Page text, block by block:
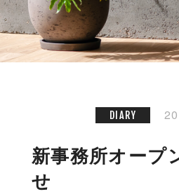
DIARY
新事務所オープ
せ